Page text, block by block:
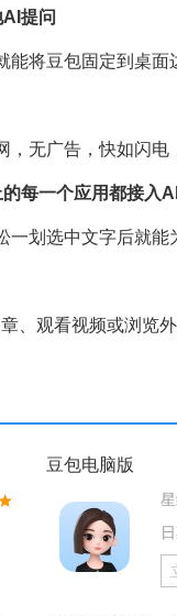
提问
豆包固定到桌面
无广告，快如闪电
每一个应用都接入AI
选中文字后就能
观看视频或浏览外
豆包电脑版